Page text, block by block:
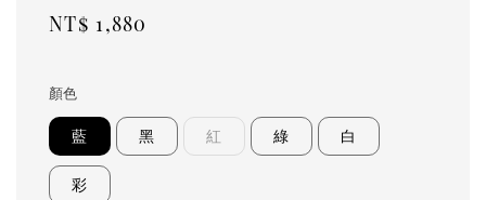
Regular
NT$ 1,880
顏色
藍 黑 紅 綠 白
彩